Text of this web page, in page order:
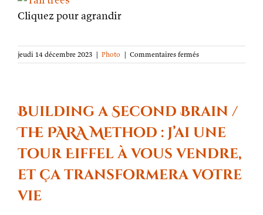
Cliquez pour agrandir
jeudi 14 décembre 2023 | Photo | Commentaires ferméssur
La
semaine :
De
grands
arbres
Building a Second Brain /
The PARA Method : j’ai une
tour Eiffel à vous vendre,
et ça transformera votre
vie